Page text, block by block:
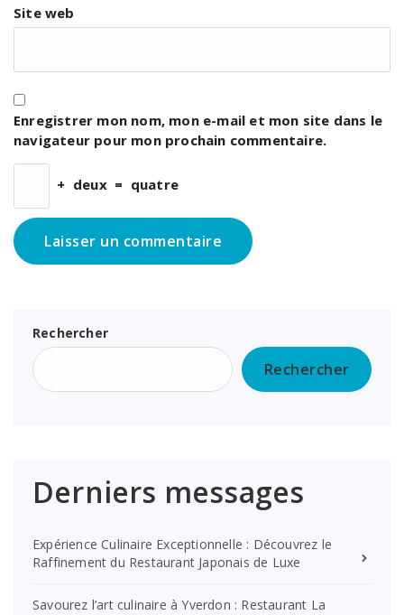
Site web
Enregistrer mon nom, mon e-mail et mon site dans le
navigateur pour mon prochain commentaire.
+ deux = quatre
Rechercher
Rechercher
Derniers messages
Expérience Culinaire Exceptionnelle : Découvrez le
Raffinement du Restaurant Japonais de Luxe
Savourez l’art culinaire à Yverdon : Restaurant La